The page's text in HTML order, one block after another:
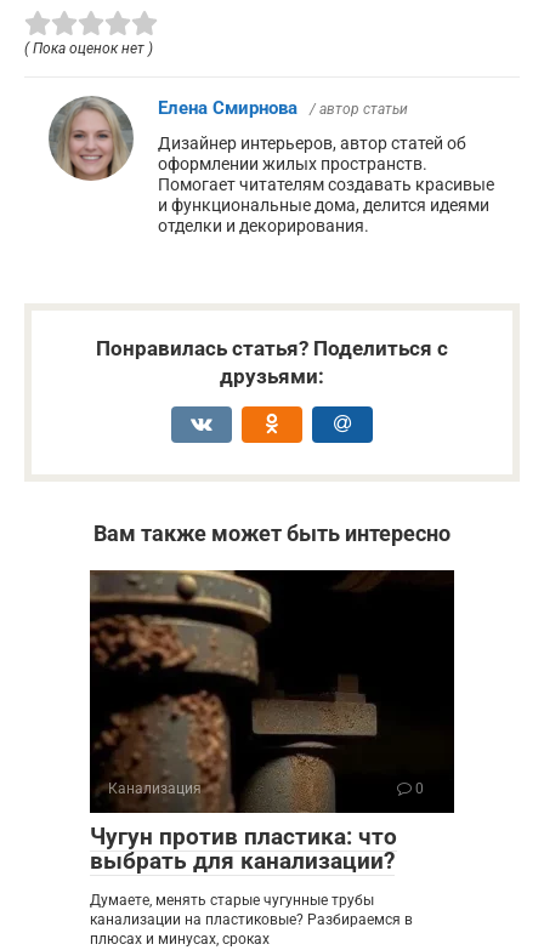
( Пока оценок нет )
Елена Смирнова / автор статьи
Дизайнер интерьеров, автор статей об
оформлении жилых пространств.
Помогает читателям создавать красивые
и функциональные дома, делится идеями
отделки и декорирования.
Понравилась статья? Поделиться с
друзьями:
Вам также может быть интересно
Канализация 0
Чугун против пластика: что
выбрать для канализации?
Думаете, менять старые чугунные трубы
канализации на пластиковые? Разбираемся в
плюсах и минусах, сроках